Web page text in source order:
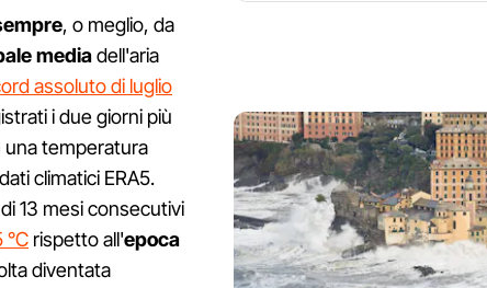
, o meglio, da
mediadell'aria
assoluto di luglio
i due giorni più
una temperatura
climatici ERA5.
13 mesi consecutivi
°C rispetto all'epoca
diventata